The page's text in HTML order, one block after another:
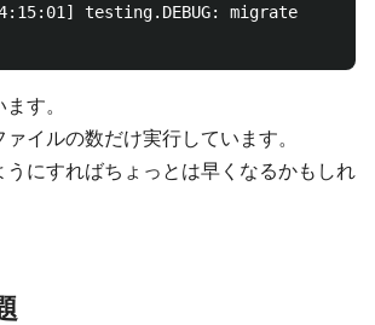
testing.DEBUG: migrate
す。
イルの数だけ実行しています。
うにすればちょっとは早くなるかもしれ